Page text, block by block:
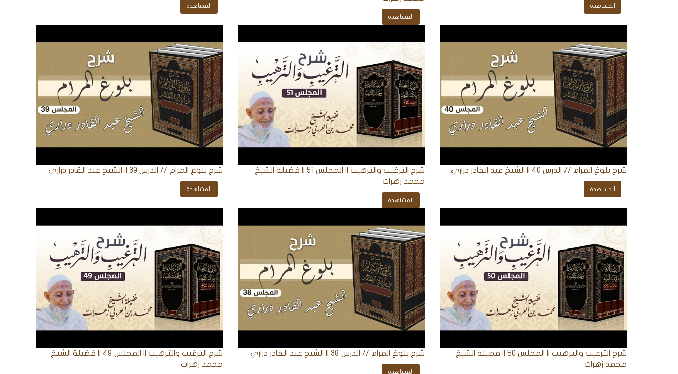
المشاهدة
المشاهدة
المشاهدة
شرح بلوغ المرام // الدرس 40 || الشيخ عبد القادر دراري
المشاهدة
شرح الترغيب والترهيب || المجلس 51 || فضيلة الشيخ
محمد زهرات
المشاهدة
شرح بلوغ المرام // الدرس 39 || الشيخ عبد القادر دراري
المشاهدة
شرح الترغيب والترهيب || المجلس 50 || فضيلة الشيخ
محمد زهرات
شرح بلوغ المرام // الدرس 38 || الشيخ عبد القادر دراري
المشاهدة
شرح الترغيب والترهيب || المجلس 49 || فضيلة الشيخ
محمد زهرات